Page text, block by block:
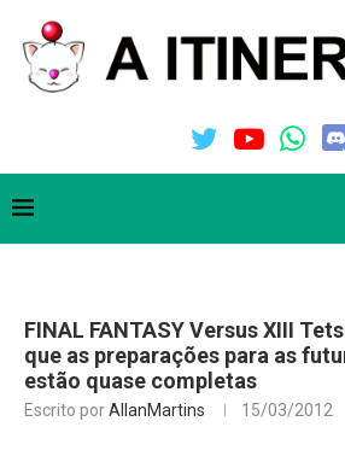
FINAL FANTASY Versus XIII
que as preparações para as
estão quase completas
Escrito porAllanMartins 15/03/2012